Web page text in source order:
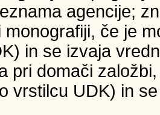
agencije;
monografiji, če je
in se izvaja
pri domači
vrstilcu UDK) in